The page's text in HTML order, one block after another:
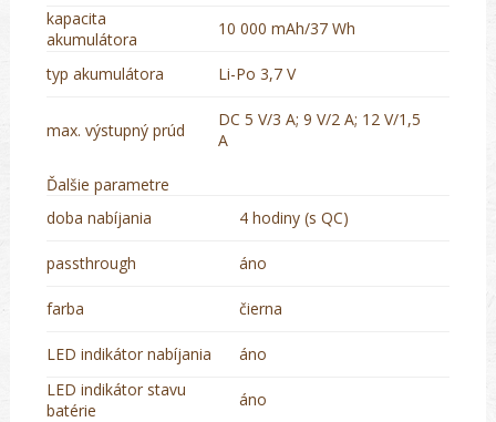
kapacita
akumulátora
10 000 mAh/37 Wh
typ akumulátora Li-Po 3,7 V
max. výstupný prúd
DC 5 V/3 A; 9 V/2 A; 12 V/1,5
A
Ďalšie parametre
doba nabíjania
4 hodiny (s QC)
passthrough áno
farba čierna
LED indikátor nabíjania
áno
LED indikátor stavu
batérie
áno